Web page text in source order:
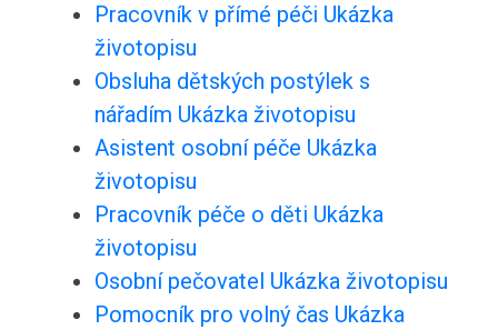
Pracovník v přímé péči Ukázka
životopisu
Obsluha dětských postýlek s
nářadím Ukázka životopisu
Asistent osobní péče Ukázka
životopisu
Pracovník péče o děti Ukázka
životopisu
Osobní pečovatel Ukázka životopisu
Pomocník pro volný čas Ukázka